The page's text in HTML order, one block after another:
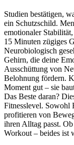
Studien bestätigen,
ein Schutzschild.
emotionaler
15 Minuten zügiges
Neurobiologisch
Gehirn, die deine
Ausschüttung von
Belohnung fördern.
Moment gut – sie
Das Beste daran?
Fitnesslevel. Sowohl
profitieren von
ihren Alltag passt.
Workout – beides ist